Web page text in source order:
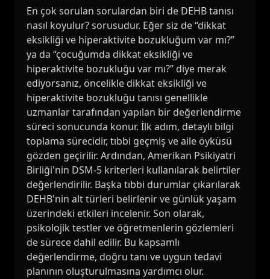
En çok sorulan sorulardan biri de DEHB tanısı
nasıl koyulur? sorusudur. Eğer siz de “dikkat
eksikliği ve hiperaktivite bozukluğum var mı?”
ya da “çocuğumda dikkat eksikliği ve
hiperaktivite bozukluğu var mı?” diye merak
ediyorsanız, öncelikle dikkat eksikliği ve
hiperaktivite bozukluğu tanısı genellikle
uzmanlar tarafından yapılan bir değerlendirme
süreci sonucunda konur. İlk adım, detaylı bilgi
toplama sürecidir, tıbbi geçmiş ve aile öyküsü
gözden geçirilir. Ardından, Amerikan Psikiyatri
Birliği'nin DSM-5 kriterleri kullanılarak belirtiler
değerlendirilir. Başka tıbbi durumlar çıkarılarak
DEHB'nin alt türleri belirlenir ve günlük yaşam
üzerindeki etkileri incelenir. Son olarak,
psikolojik testler ve öğretmenlerin gözlemleri
de sürece dahil edilir. Bu kapsamlı
değerlendirme, doğru tanı ve uygun tedavi
planının oluşturulmasına yardımcı olur.